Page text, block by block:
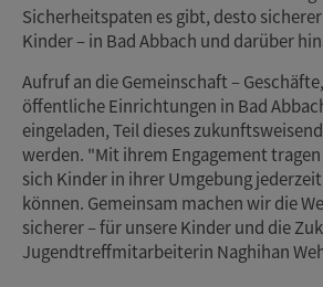
Sicherheitspaten es gibt, desto
Kinder – in Bad Abbach und darüber
Aufruf an die Gemeinschaft –
öffentliche Einrichtungen in Bad
eingeladen, Teil dieses
werden. "Mit ihrem Engagement tragen
sich Kinder in ihrer Umgebung
können. Gemeinsam machen wir die
sicherer – für unsere Kinder und die
Jugendtreffmitarbeiterin Naghihan